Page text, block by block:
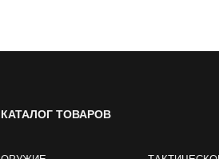
КАТАЛОГ ТОВАРОВ